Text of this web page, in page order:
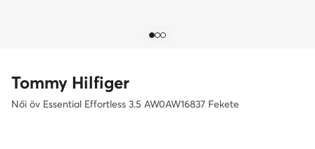
Tommy Hilfiger
Női öv Essential Effortless 3.5 AW0AW16837 Fekete